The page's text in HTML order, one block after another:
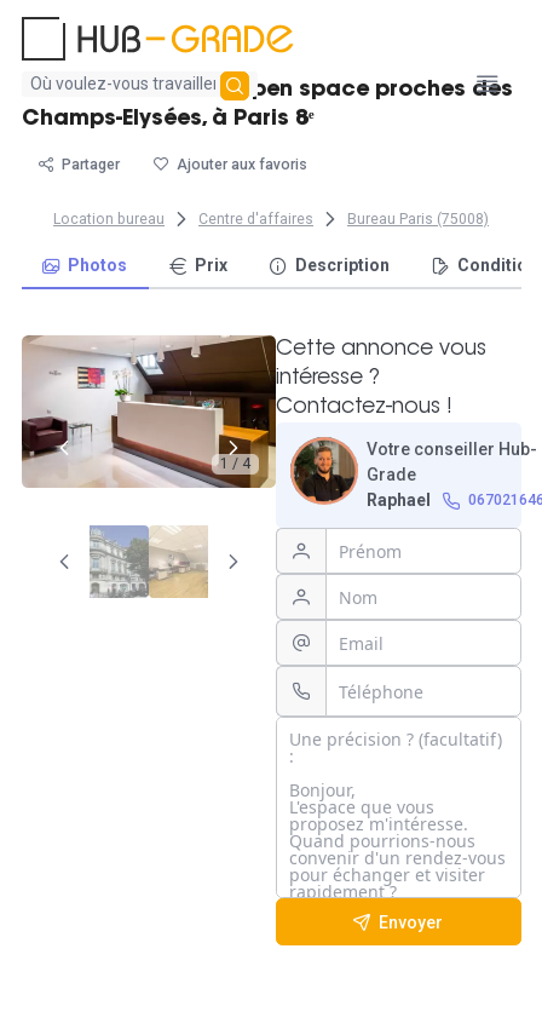
Aucun
résultat
Poste de travail en open space proches des
Champs-Elysées, à Paris 8ᵉ
Partager Ajouter aux favoris
Location bureau Centre d'affaires Bureau Paris (75008)
Photos Prix Description
1 / 4
Cette annonce vous
intéresse ?
Contactez-nous !
Votre conseiller Hub-
Grade
Raphael
Envoyer